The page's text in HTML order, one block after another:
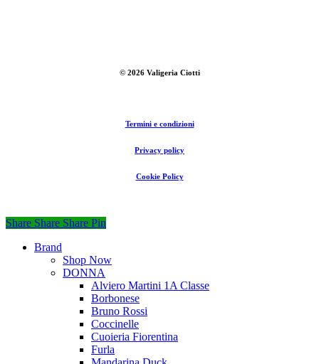
© 2026Valigeria Ciotti
Termini e condizioni
Privacy policy
Cookie Policy
Share
Share Share Share Pin
Close
Brand
Shop Now
DONNA
Alviero Martini 1A Classe
Borbonese
Bruno Rossi
Coccinelle
Cuoieria Fiorentina
Furla